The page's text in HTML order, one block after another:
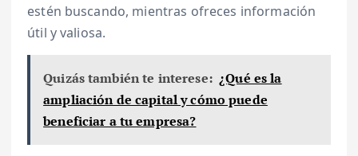
estén buscando, mientras ofreces información
útil y valiosa.
Quizás también te interese: ¿Qué es la
ampliación de capital y cómo puede
beneficiar a tu empresa?